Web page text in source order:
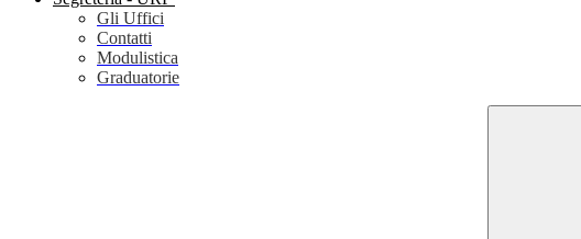
Gli Uffici
Contatti
Modulistica
Graduatorie